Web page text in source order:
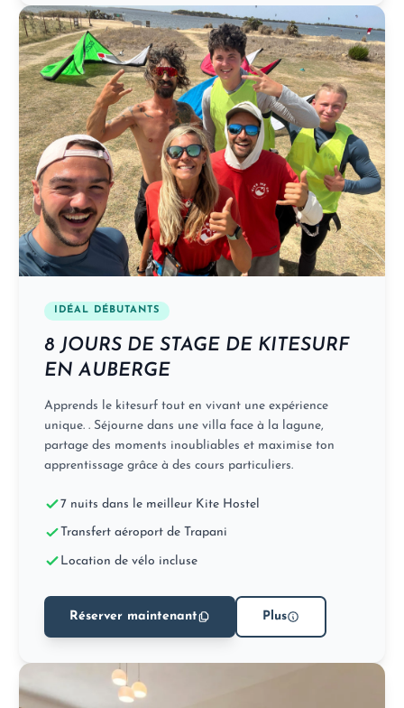
IDÉAL DÉBUTANTS
8 JOURS DE STAGE DE KITESURF
EN AUBERGE
Apprends le kitesurf tout en vivant une expérience
unique. . Séjourne dans une villa face à la lagune,
partage des moments inoubliables et maximise ton
apprentissage grâce à des cours particuliers.
7 nuits dans le meilleur Kite Hostel
Transfert aéroport de Trapani
Location de vélo incluse
Réserver maintenant Plus